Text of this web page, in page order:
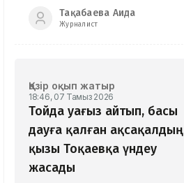
Тақабаева Аида
Журналист
Қазір оқып жатыр
18:46, 07 Тамыз 2026
Тойда уағыз айтып, басы
дауға қалған ақсақалдың
қызы Тоқаевқа үндеу
жасады